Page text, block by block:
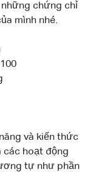
chứng chỉ
mình nhé.
và kiến thức
các hoạt động
tự như phần